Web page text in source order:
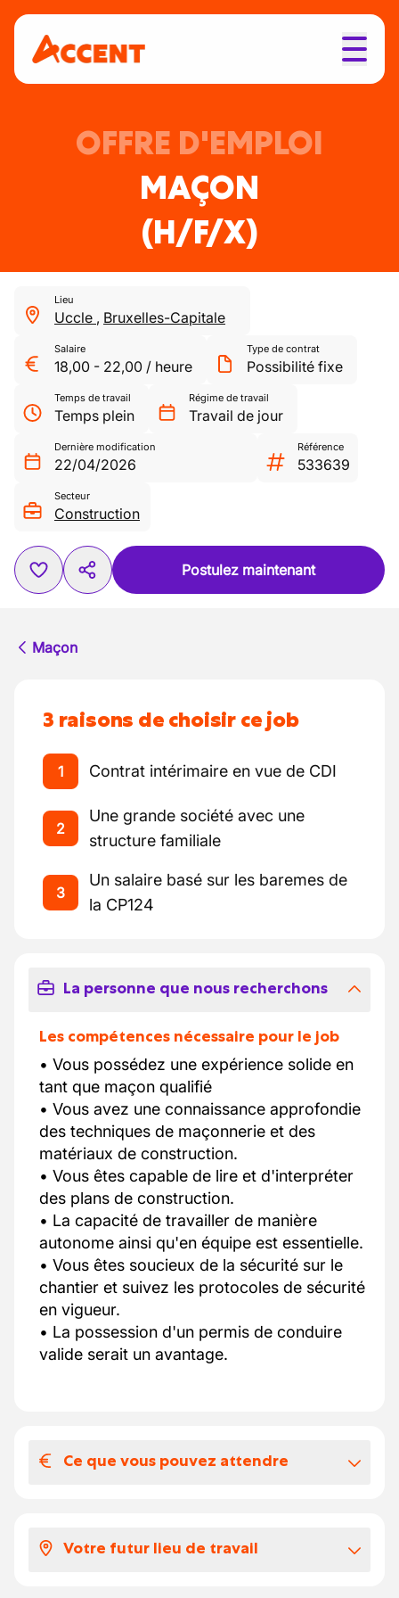
OFFRE D'EMPLOI
MAÇON
(H/F/X)
Lieu
Uccle , Bruxelles-Capitale
Salaire
18,00 - 22,00 / heure
Type de contrat
Possibilité fixe
Temps de travail
Temps plein
Régime de travail
Travail de jour
Dernière modification
22/04/2026
Référence
533639
Secteur
Construction
Postulez maintenant
Maçon
3 raisons de choisir ce job
1 Contrat intérimaire en vue de CDI
2
Une grande société avec une
structure familiale
3
Un salaire basé sur les baremes de
la CP124
La personne que nous recherchons
Les compétences nécessaire pour le job
• Vous possédez une expérience solide en
tant que maçon qualifié
• Vous avez une connaissance approfondie
des techniques de maçonnerie et des
matériaux de construction.
• Vous êtes capable de lire et d'interpréter
des plans de construction.
• La capacité de travailler de manière
autonome ainsi qu'en équipe est essentielle.
• Vous êtes soucieux de la sécurité sur le
chantier et suivez les protocoles de sécurité
en vigueur.
• La possession d'un permis de conduire
valide serait un avantage.
Ce que vous pouvez attendre
Un salaire et les avantages basés sur la CP
Votre futur lieu de travail